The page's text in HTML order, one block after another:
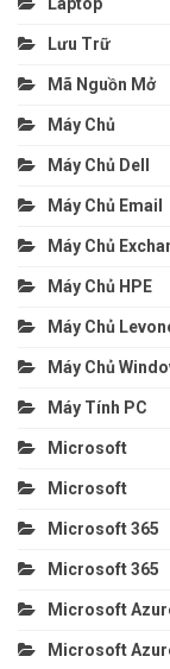
Lưu Trữ
Mã Nguồn Mở
Máy Chủ
Máy Chủ Dell
Máy Chủ Email
Máy Chủ
Máy Chủ HPE
Máy Chủ
Máy Chủ
Máy Tính PC
Microsoft
Microsoft
Microsoft 365
Microsoft 365
Microsoft
Microsoft